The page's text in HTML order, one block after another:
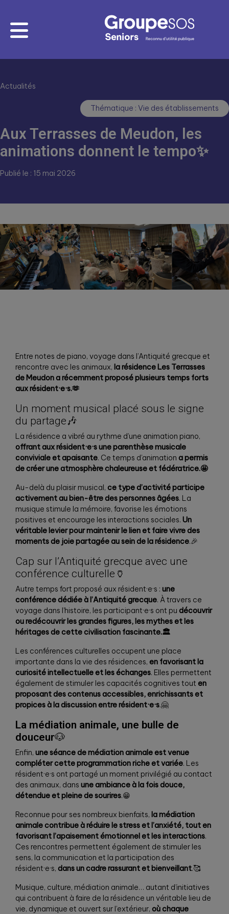
Actualités
Thématique : Vie des établissements
Aux Terrasses de Meudon, les
animations donnent le tempo✨
Publié le : 15 mai 2026
Entre notes de piano, voyage dans l’Antiquité grecque et
rencontre avec les animaux, la résidence Les Terrasses
de Meudon a récemment proposé plusieurs temps forts
aux résident·e·s.🫶
Un moment musical placé sous le signe
du partage🎶
La résidence a vibré au rythme d’une animation piano,
offrant aux résident·e·s une parenthèse musicale
conviviale et apaisante. Ce temps d’animation a permis
de créer une atmosphère chaleureuse et fédératrice.🤩
Au-delà du plaisir musical, ce type d’activité participe
activement au bien-être des personnes âgées. La
musique stimule la mémoire, favorise les émotions
positives et encourage les interactions sociales. Un
véritable levier pour maintenir le lien et faire vivre des
moments de joie partagée au sein de la résidence.🎉
Cap sur l’Antiquité grecque avec une
conférence culturelle🏺
Autre temps fort proposé aux résident·e·s : une
conférence dédiée à l’Antiquité grecque. À travers ce
voyage dans l’histoire, les participant·e·s ont pu découvrir
ou redécouvrir les grandes figures, les mythes et les
héritages de cette civilisation fascinante.🏛️
Les conférences culturelles occupent une place
importante dans la vie des résidences, en favorisant la
curiosité intellectuelle et les échanges. Elles permettent
également de stimuler les capacités cognitives tout en
proposant des contenus accessibles, enrichissants et
propices à la discussion entre résident·e·s.🤗
La médiation animale, une bulle de
douceur🐶
Enfin, une séance de médiation animale est venue
compléter cette programmation riche et variée. Les
résident·e·s ont partagé un moment privilégié au contact
des animaux, dans une ambiance à la fois douce,
détendue et pleine de sourires.😁
Reconnue pour ses nombreux bienfaits, la médiation
animale contribue à réduire le stress et l’anxiété, tout en
favorisant l’apaisement émotionnel et les interactions.
Ces rencontres permettent également de stimuler les
sens, la communication et la participation des
résident·e·s, dans un cadre rassurant et bienveillant.🥰
Musique, culture, médiation animale… autant d’initiatives
qui contribuent à faire de la résidence un véritable lieu de
vie, dynamique et ouvert sur l’extérieur, où chaque